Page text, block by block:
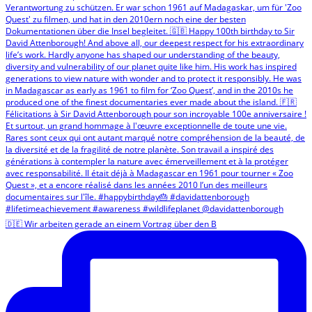
🇩🇪 Wir arbeiten gerade an einem Vortrag über den B